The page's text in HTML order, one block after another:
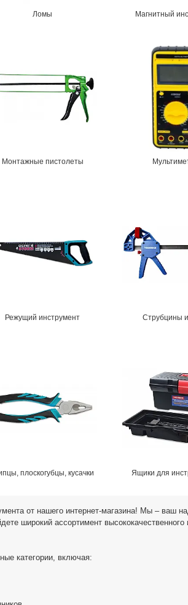
Ломы Магнитный
Монтажные пистолеты
Режущий инструмент Струбцины и
плоскогубцы, кусачки Ящики для
от нашего интернет-магазина! Мы – ваш
широкий ассортимент
категории, включая: